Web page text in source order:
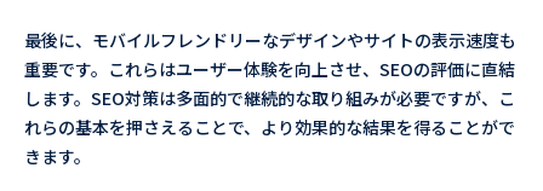
最後に、モバイルフレンドリーなデザインやサイトの表示速度も
重要です。これらはユーザー体験を向上させ、SEOの評価に直結
します。SEO対策は多面的で継続的な取り組みが必要ですが、こ
れらの基本を押さえることで、より効果的な結果を得ることがで
きます。